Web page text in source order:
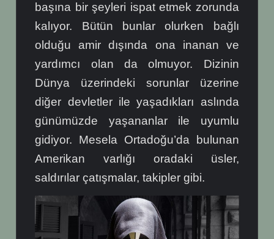
başına bir şeyleri ispat etmek zorunda
kalıyor. Bütün bunlar olurken bağlı
olduğu amir dışında ona inanan ve
yardımcı olan da olmuyor. Dizinin
Dünya üzerindeki sorunlar üzerine
diğer devletler ile yaşadıkları aslında
günümüzde yaşananlar ile uyumlu
gidiyor. Mesela Ortadoğu’da bulunan
Amerikan varlığı oradaki üsler,
saldırılar çatışmalar, takipler gibi.